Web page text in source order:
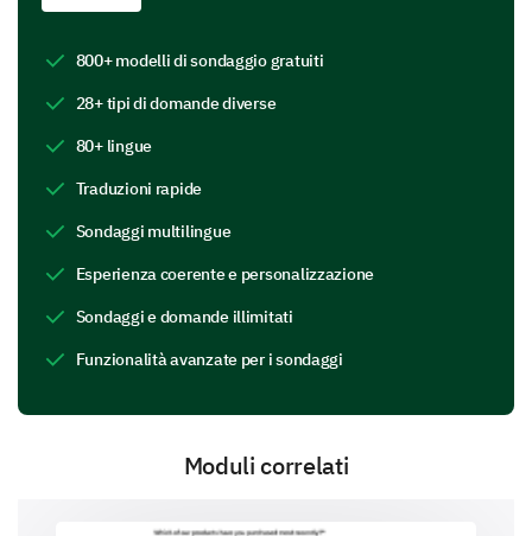
be enhanced? If yes, please elaborate.
Supplementary Materials and Teaching
Methods
supplementary materials and teaching methods are
impacting your learning process.
materials do you find most valuable in
enhancing your learning? (Select all that apply)
800+ modelli di sondaggio gratuiti
28+ tipi di domande diverse
80+ lingue
Traduzioni rapide
Sondaggi multilingue
Esperienza coerente e personalizzazione
Sondaggi e domande illimitati
Funzionalità avanzate per i sondaggi
Moduli correlati